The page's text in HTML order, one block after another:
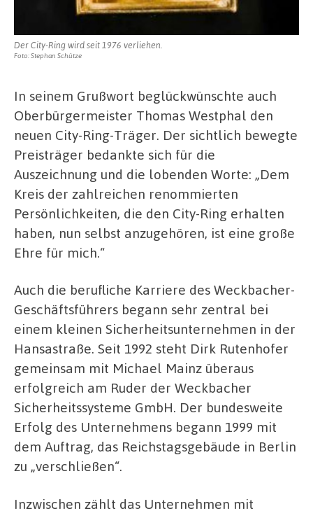
Der City-Ring wird seit 1976 verliehen.
Foto: Stephan Schütze
In seinem Grußwort beglückwünschte auch
Oberbürgermeister Thomas Westphal den
neuen City-Ring-Träger. Der sichtlich bewegte
Preisträger bedankte sich für die
Auszeichnung und die lobenden Worte: „Dem
Kreis der zahlreichen renommierten
Persönlichkeiten, die den City-Ring erhalten
haben, nun selbst anzugehören, ist eine große
Ehre für mich.“
Auch die berufliche Karriere des Weckbacher-
Geschäftsführers begann sehr zentral bei
einem kleinen Sicherheitsunternehmen in der
Hansastraße. Seit 1992 steht Dirk Rutenhofer
gemeinsam mit Michael Mainz überaus
erfolgreich am Ruder der Weckbacher
Sicherheitssysteme GmbH. Der bundesweite
Erfolg des Unternehmens begann 1999 mit
dem Auftrag, das Reichstagsgebäude in Berlin
zu „verschließen“.
Inzwischen zählt das Unternehmen mit